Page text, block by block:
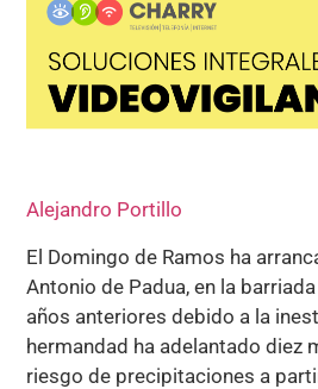
Alejandro Portillo
El Domingo de Ramos ha
Antonio de Padua, en la
años anteriores debido a la
hermandad ha adelantado diez
riesgo de precipitaciones a